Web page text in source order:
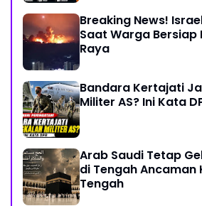
Breaking News!
Saat Warga Bersiap
Raya
Bandara Kertajati
Militer AS? Ini Kata
Arab Saudi Tetap
di Tengah Ancaman
Tengah